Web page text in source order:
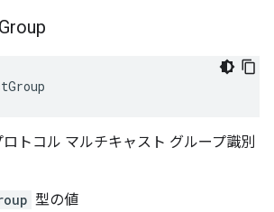
Group
トコル マルチキャスト グループ識別
型の値